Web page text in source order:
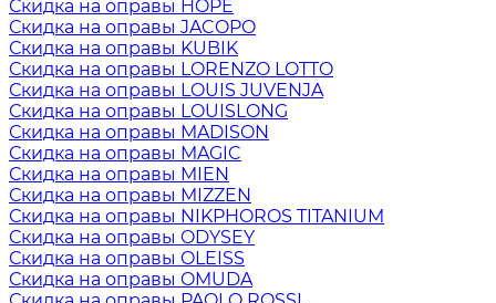
Скидка на оправы HOPE
Скидка на оправы JACOPO
Скидка на оправы KUBIK
Скидка на оправы LORENZO LOTTO
Скидка на оправы LOUIS JUVENJA
Скидка на оправы LOUISLONG
Скидка на оправы MADISON
Скидка на оправы MAGIC
Скидка на оправы MIEN
Скидка на оправы MIZZEN
Скидка на оправы NIKPHOROS TITANIUM
Скидка на оправы ODYSEY
Скидка на оправы OLEISS
Скидка на оправы OMUDA